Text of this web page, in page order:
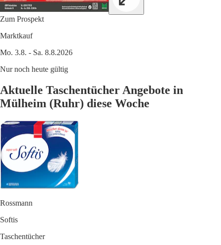
Zum Prospekt
Marktkauf
Mo. 3.8. - Sa. 8.8.2026
Nur noch heute gültig
Aktuelle Taschentücher Angebote in
Mülheim (Ruhr) diese Woche
Rossmann
Softis
Taschentücher